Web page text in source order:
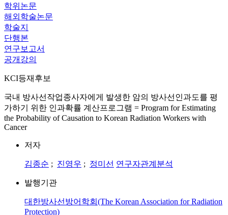
학위논문
해외학술논문
학술지
단행본
연구보고서
공개강의
KCI등재후보
국내 방사선작업종사자에게 발생한 암의 방사선인과도를 평
가하기 위한 인과확률 계산프로그램 = Program for Estimating
the Probability of Causation to Korean Radiation Workers with
Cancer
저자
김종순 ; 진영우 ; 정미선 연구자관계분석
발행기관
대한방사선방어학회(The Korean Association for Radiation
Protection)